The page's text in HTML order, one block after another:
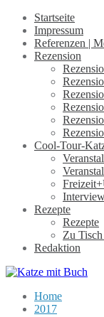
Startseite
Impressum
Referenzen |
Rezension
Cool-Tour-
Rezepte
Rezepte
Zu
Redaktion
Home
2017